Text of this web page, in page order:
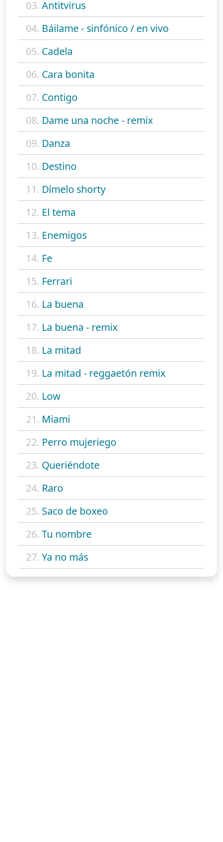
03. Antitvirus
04. Báilame - sinfónico / en vivo
05. Cadela
06. Cara bonita
07. Contigo
08. Dame una noche - remix
09. Danza
10. Destino
11. Dímelo shorty
12. El tema
13. Enemigos
14. Fe
15. Ferrari
16. La buena
17. La buena - remix
18. La mitad
19. La mitad - reggaetón remix
20. Low
21. Miami
22. Perro mujeriego
23. Queriéndote
24. Raro
25. Saco de boxeo
26. Tu nombre
27. Ya no más